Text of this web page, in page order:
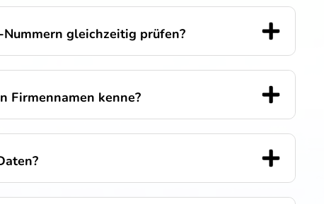
Nummern gleichzeitig prüfen?
Firmennamen kenne?